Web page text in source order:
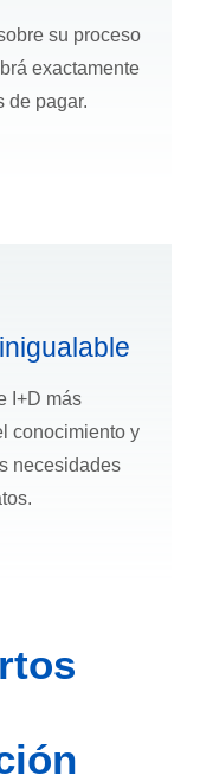
su proceso
exactamente
de pagar.
I+D más
conocimiento y
necesidades